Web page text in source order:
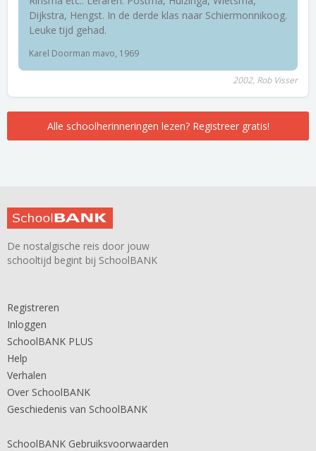
Dijkstra, Hengst. In de derde klas naar Schiermonnikoog.
Leuke tijd gehad.
Karel Doorman mavo, 1969
2002, Rob Visser
Alle schoolherinneringen lezen? Registreer gratis!
De nostalgische reis door jouw
schooltijd begint bij SchoolBANK
Registreren
Inloggen
SchoolBANK PLUS
Help
Verhalen
Over SchoolBANK
Geschiedenis van SchoolBANK
SchoolBANK Gebruiksvoorwaarden